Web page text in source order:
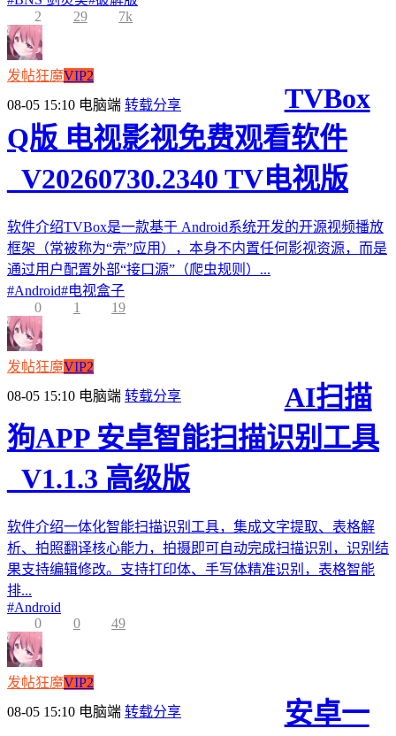
2
29 7k
发帖狂魔VIP2
08-05 15:10 电脑端 转载分享
TVBox
Q版 电视影视免费观看软件
_V20260730.2340 TV电视版
软件介绍TVBox是一款基于 Android系统开发的开源视频播放
框架（常被称为“壳”应用），本身不内置任何影视资源，而是
通过用户配置外部“接口源”（爬虫规则）...
#Android#电视盒子
0
1 19
发帖狂魔VIP2
08-05 15:10 电脑端 转载分享
AI扫描
狗APP 安卓智能扫描识别工具
_V1.1.3 高级版
软件介绍一体化智能扫描识别工具，集成文字提取、表格解
析、拍照翻译核心能力，拍摄即可自动完成扫描识别，识别结
果支持编辑修改。支持打印体、手写体精准识别，表格智能
排...
#Android
0
0 49
发帖狂魔VIP2
08-05 15:10 电脑端 转载分享
安卓一